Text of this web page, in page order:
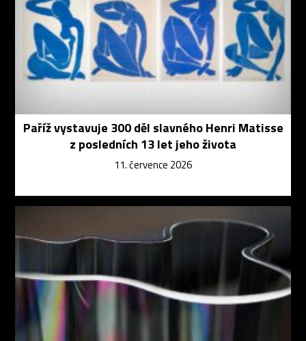
Paříž vystavuje 300 děl slavného Henri Matisse
z posledních 13 let jeho života
11. července 2026